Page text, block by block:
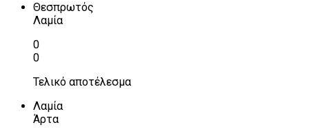
Θεσπρωτός
Λαμία
0
0
Τελικό αποτέλεσμα
Λαμία
Άρτα